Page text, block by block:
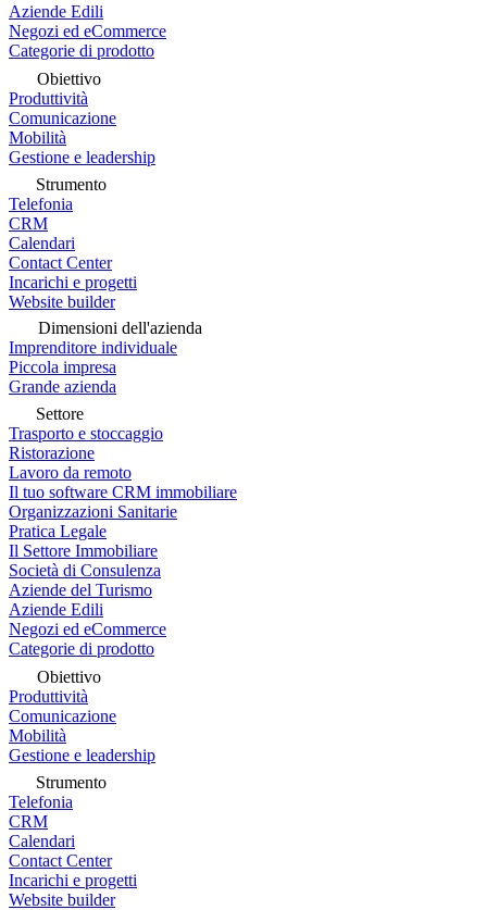
Aziende Edili
Negozi ed eCommerce
Categorie di prodotto
Obiettivo
Produttività
Comunicazione
Mobilità
Gestione e leadership
Strumento
Telefonia
CRM
Calendari
Contact Center
Incarichi e progetti
Website builder
Dimensioni dell'azienda
Imprenditore individuale
Piccola impresa
Grande azienda
Settore
Trasporto e stoccaggio
Ristorazione
Lavoro da remoto
Il tuo software CRM immobiliare
Organizzazioni Sanitarie
Pratica Legale
Il Settore Immobiliare
Società di Consulenza
Aziende del Turismo
Aziende Edili
Negozi ed eCommerce
Categorie di prodotto
Obiettivo
Produttività
Comunicazione
Mobilità
Gestione e leadership
Strumento
Telefonia
CRM
Calendari
Contact Center
Incarichi e progetti
Website builder